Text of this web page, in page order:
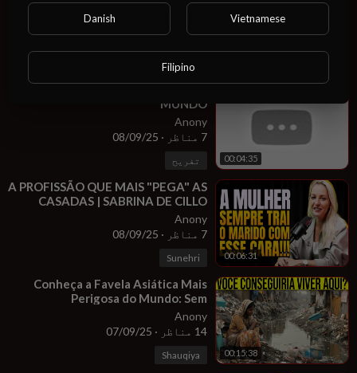
MAIS TRAEM | DETETIVE SABRINA
Mankūḥa
00:04:35
MUNDO
Anony
7 مناظر
·
تفریح
00:06:31
⁣A PROFISSÃO QUE MAIS "PEGA" AS
CASADAS | SABRINA DE CILLO
Anony
7 مناظر
·
Sunehri
00:15:38
⁣Conheça a Favela Asiática Mais
Perigosa do Mundo: Sem
Eletricidade, Sem Água e Pobreza
Extrema!
Anony
14 مناظر
·
Shauqiya
Vietnamese
Danish
Filipino